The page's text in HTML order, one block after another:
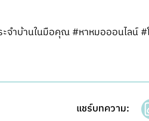
ำบ้านในมือคุณ #หาหมอออนไลน์ #โ
แชร์บทความ: